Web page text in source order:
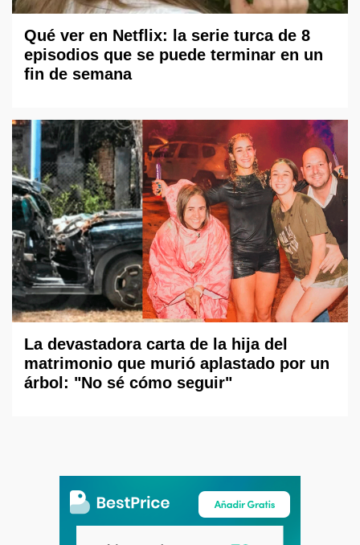
Qué ver en Netflix: la serie turca de 8
episodios que se puede terminar en un
fin de semana
La devastadora carta de la hija del
matrimonio que murió aplastado por un
árbol: "No sé cómo seguir"